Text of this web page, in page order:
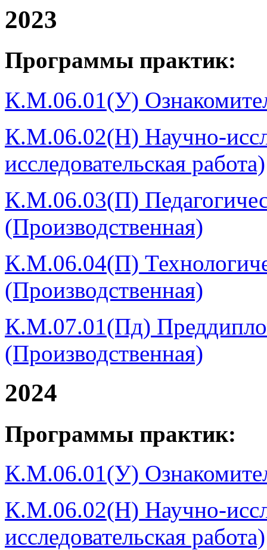
2023
Программы практик:
К.М.06.01(У)
К.М.06.02(Н) Научно-
исследовательская работа)
К.М.06.03(П)
(Производственная)
К.М.06.04(П)
(Производственная)
К.М.07.01(Пд)
(Производственная)
2024
Программы практик:
К.М.06.01(У)
К.М.06.02(Н) Научно-
исследовательская работа)